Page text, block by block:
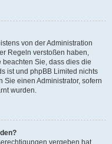
von der Administration
Regeln verstoßen haben,
beachten Sie, dass dies die
ist und phpBB Limited nichts
Sie einen Administrator, sofern
wurden.
vergeben hat,